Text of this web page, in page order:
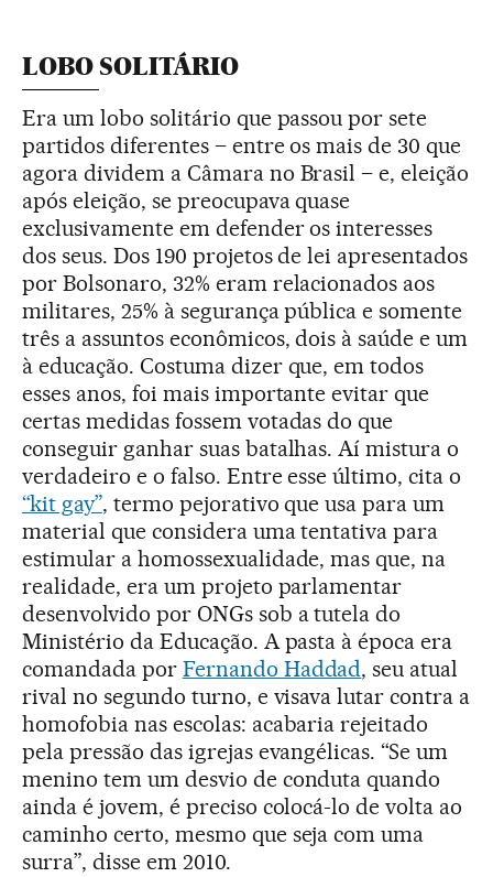
LOBO SOLITÁRIO
Era um lobo solitário que passou por sete
partidos diferentes – entre os mais de 30 que
agora dividem a Câmara no Brasil – e, eleição
após eleição, se preocupava quase
exclusivamente em defender os interesses
dos seus. Dos 190 projetos de lei apresentados
por Bolsonaro, 32% eram relacionados aos
militares, 25% à segurança pública e somente
três a assuntos econômicos, dois à saúde e um
à educação. Costuma dizer que, em todos
esses anos, foi mais importante evitar que
certas medidas fossem votadas do que
conseguir ganhar suas batalhas. Aí mistura o
verdadeiro e o falso. Entre esse último, cita o
“kit gay”, termo pejorativo que usa para um
material que considera uma tentativa para
estimular a homossexualidade, mas que, na
realidade, era um projeto parlamentar
desenvolvido por ONGs sob a tutela do
Ministério da Educação. A pasta à época era
comandada por Fernando Haddad, seu atual
rival no segundo turno, e visava lutar contra a
homofobia nas escolas: acabaria rejeitado
pela pressão das igrejas evangélicas. “Se um
menino tem um desvio de conduta quando
ainda é jovem, é preciso colocá-lo de volta ao
caminho certo, mesmo que seja com uma
surra”, disse em 2010.